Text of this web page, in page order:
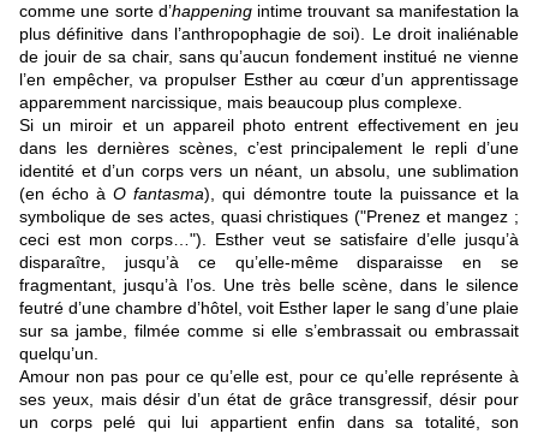
comme une sorte d’happeningintime trouvant sa manifestation la
plus définitive dans l’anthropophagie de soi). Le droit inaliénable
de jouir de sa chair, sans qu’aucun fondement institué ne vienne
l’en empêcher, va propulser Esther au cœur d’un apprentissage
apparemment narcissique, mais beaucoup plus complexe.
Si un miroir et un appareil photo entrent effectivement en jeu
dans les dernières scènes, c’est principalement le repli d’une
identité et d’un corps vers un néant, un absolu, une sublimation
(en écho àO fantasma), qui démontre toute la puissance et la
symbolique de ses actes, quasi christiques ("Prenez et mangez ;
ceci est mon corps…"). Esther veut se satisfaire d’elle jusqu’à
disparaître, jusqu’à ce qu’elle-même disparaisse en se
fragmentant, jusqu’à l’os. Une très belle scène, dans le silence
feutré d’une chambre d’hôtel, voit Esther laper le sang d’une plaie
sur sa jambe, filmée comme si elle s’embrassait ou embrassait
quelqu’un.
Amour non pas pour ce qu’elle est, pour ce qu’elle représente à
ses yeux, mais désir d’un état de grâce transgressif, désir pour
un corps pelé qui lui appartient enfin dans sa totalité, son